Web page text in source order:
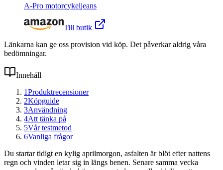
A-Pro motorcykeljeans
Till butik
Länkarna kan ge oss provision vid köp. Det påverkar aldrig våra
bedömningar.
Innehåll
1Produktrecensioner
2Köpguide
3Användning
4Att tänka på
5Vår testmetod
6Vanliga frågor
Du startar tidigt en kylig aprilmorgon, asfalten är blöt efter nattens
regn och vinden letar sig in längs benen. Senare samma vecka